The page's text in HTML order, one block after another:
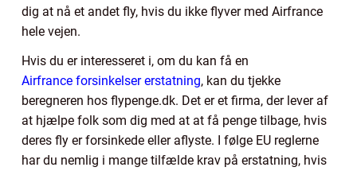
dig at nå et andet fly, hvis du ikke flyver med Airfrance
hele vejen.
Hvis du er interesseret i, om du kan få en
Airfrance forsinkelser erstatning, kan du tjekke
beregneren hos flypenge.dk. Det er et firma, der lever af
at hjælpe folk som dig med at at få penge tilbage, hvis
deres fly er forsinkede eller aflyste. I følge EU reglerne
har du nemlig i mange tilfælde krav på erstatning, hvis